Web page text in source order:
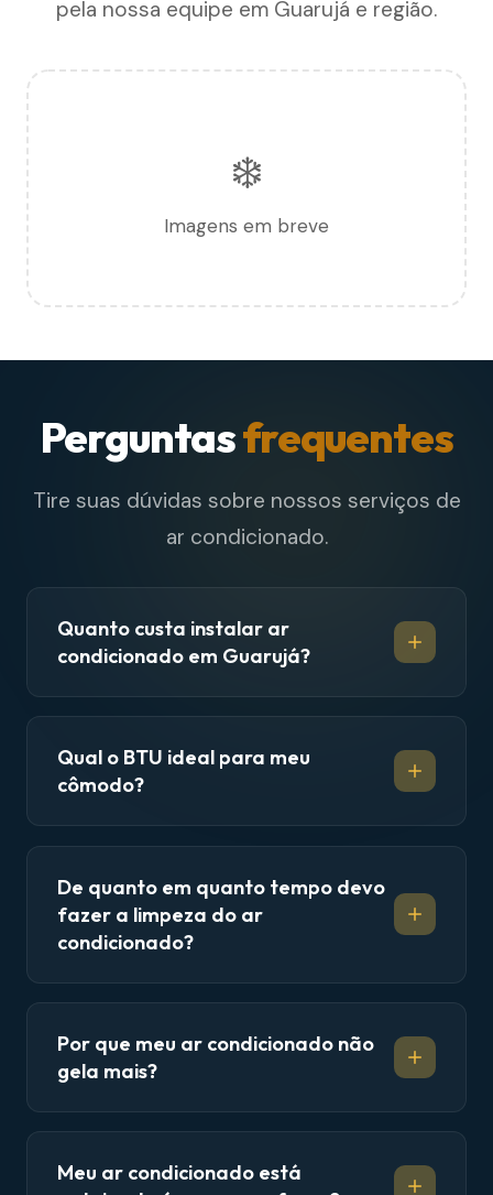
pela nossa equipe em Guarujá e região.
❄️
Imagens em breve
Perguntasfrequentes
Tire suas dúvidas sobre nossos serviços de
ar condicionado.
Quanto custa instalar ar
condicionado em Guarujá?
Qual o BTU ideal para meu
cômodo?
De quanto em quanto tempo devo
fazer a limpeza do ar
condicionado?
Por que meu ar condicionado não
gela mais?
Meu ar condicionado está